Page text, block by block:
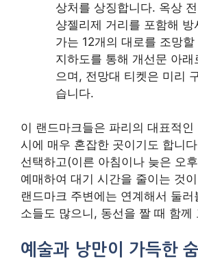
상처를 상징합니다. 옥상
샹젤리제 거리를 포함해
가는 12개의 대로를 조망
지하도를 통해 개선문 아래
으며, 전망대 티켓은 미리
습니다.
이 랜드마크들은 파리의 대표적인
시에 매우 혼잡한 곳이기도 합니
선택하고(이른 아침이나 늦은 오
예매하여 대기 시간을 줄이는 것
랜드마크 주변에는 연계해서 둘러
소들도 많으니, 동선을 짤 때 함께
예술과 낭만이 가득한